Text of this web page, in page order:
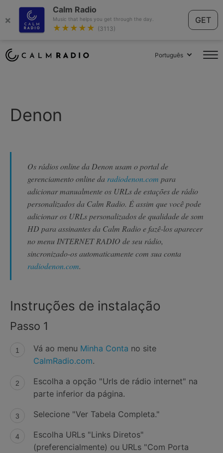
×
Calm Radio
Music that helps you get through the day.
★★★★★ (3113)
GET
Português
Denon
Os rádios online da Denon usam o portal de
gerenciamento online da radiodenon.com para
adicionar manualmente os URLs de estações de rádio
personalizados da Calm Radio. É assim que você pode
adicionar os URLs personalizados de qualidade de som
HD para assinantes da Calm Radio e fazê-los aparecer
no menu INTERNET RADIO de seu rádio,
sincronizado-os automaticamente com sua conta
radiodenon.com.
Instruções de instalação
Passo 1
Vá ao menu Minha Conta no site
CalmRadio.com.
Escolha a opção "Urls de rádio internet" na
parte inferior da página.
Selecione "Ver Tabela Completa."
Escolha URLs "Links Diretos"
(preferencialmente) ou URLs "Com Porta